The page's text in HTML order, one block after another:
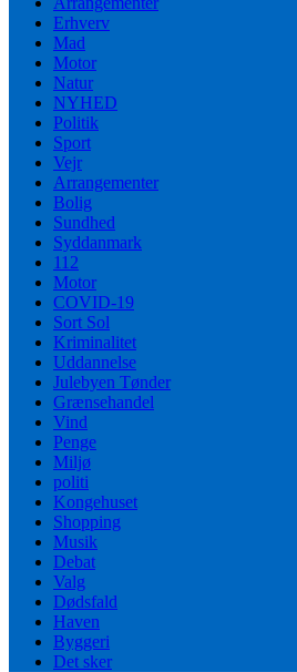
Erhverv
Mad
Motor
Natur
NYHED
Politik
Sport
Vejr
Arrangementer
Bolig
Sundhed
Syddanmark
112
Motor
COVID-19
Sort Sol
Kriminalitet
Uddannelse
Julebyen Tønder
Grænsehandel
Vind
Penge
Miljø
politi
Kongehuset
Shopping
Musik
Debat
Valg
Dødsfald
Haven
Byggeri
Det sker